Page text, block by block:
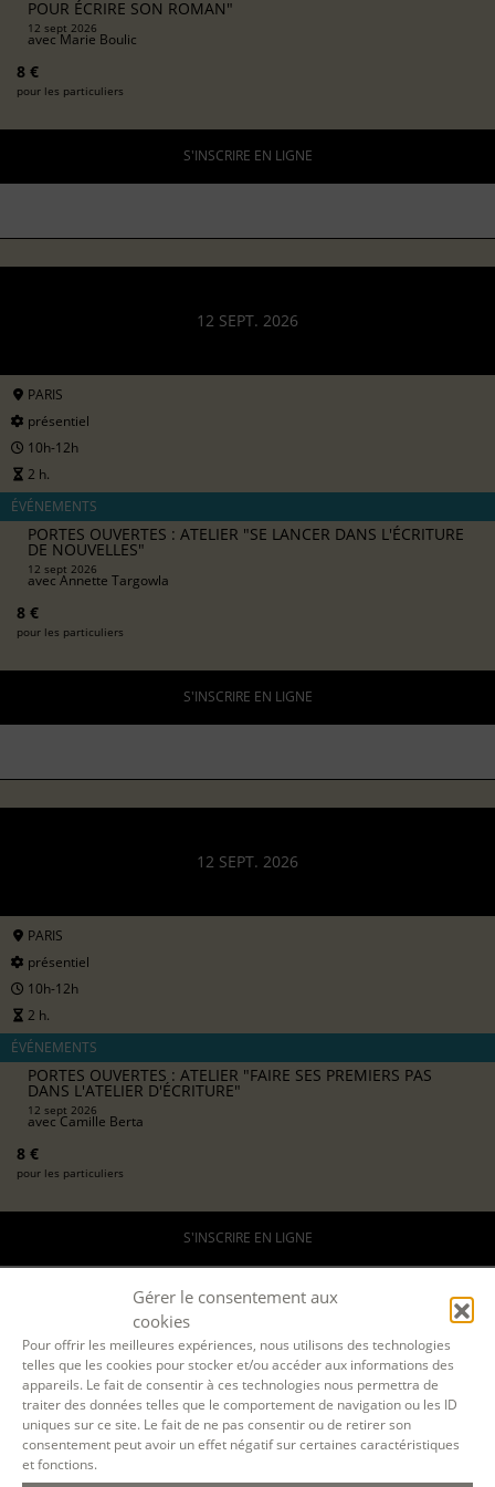
Gérer le consentement aux
cookies
Pour offrir les meilleures expériences, nous utilisons des technologies
telles que les cookies pour stocker et/ou accéder aux informations des
appareils. Le fait de consentir à ces technologies nous permettra de
traiter des données telles que le comportement de navigation ou les ID
uniques sur ce site. Le fait de ne pas consentir ou de retirer son
consentement peut avoir un effet négatif sur certaines caractéristiques
et fonctions.
POUR ÉCRIRE SON ROMAN"
12 sept 2026
avecMarie Boulic
8 €
pour les particuliers
S'INSCRIRE EN LIGNE
12 SEPT. 2026
PARIS
présentiel
10h-12h
2 h.
ÉVÉNEMENTS
PORTES OUVERTES : ATELIER "SE LANCER DANS L'ÉCRITURE
DE NOUVELLES"
12 sept 2026
avecAnnette Targowla
8 €
pour les particuliers
S'INSCRIRE EN LIGNE
12 SEPT. 2026
PARIS
présentiel
10h-12h
2 h.
ÉVÉNEMENTS
PORTES OUVERTES : ATELIER "FAIRE SES PREMIERS PAS
DANS L'ATELIER D'ÉCRITURE"
12 sept 2026
avecCamille Berta
8 €
pour les particuliers
S'INSCRIRE EN LIGNE
12 SEPT. 2026